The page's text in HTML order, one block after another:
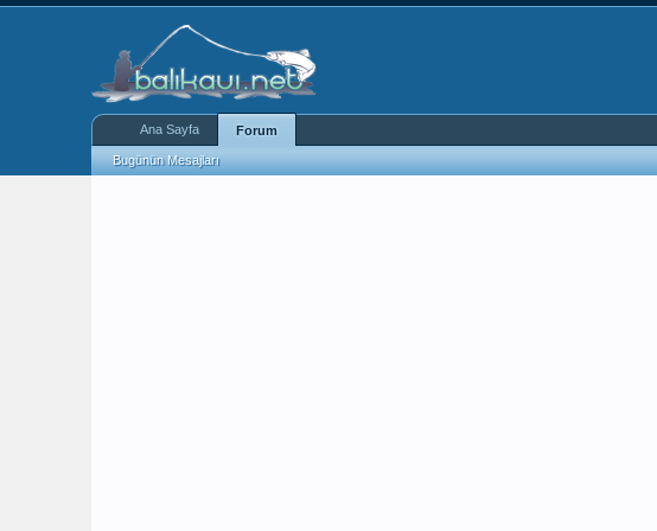
Ana Sayfa Forum
Bugünün Mesajları